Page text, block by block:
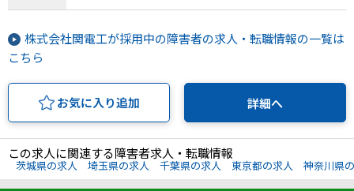
株式会社関電工が採用中の障害者の求人・転職情報の一覧は
こちら
お気に入り追加 詳細へ
この求人に関連する障害者求人・転職情報
茨城県の求人 埼玉県の求人 千葉県の求人 東京都の求人 神奈川県
ソーシャルファームサービス
しいたけ生産で実現する
新しい障害者雇用支援サービス